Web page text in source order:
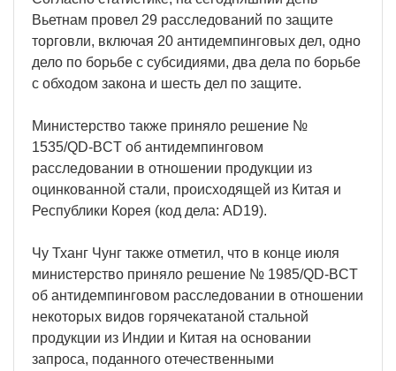
Вьетнам провел 29 расследований по защите
торговли, включая 20 антидемпинговых дел, одно
дело по борьбе с субсидиями, два дела по борьбе
с обходом закона и шесть дел по защите.
Министерство также приняло решение №
1535/QD-BCT об антидемпинговом
расследовании в отношении продукции из
оцинкованной стали, происходящей из Китая и
Республики Корея (код дела: AD19).
Чу Тханг Чунг также отметил, что в конце июля
министерство приняло решение № 1985/QD-BCT
об антидемпинговом расследовании в отношении
некоторых видов горячекатаной стальной
продукции из Индии и Китая на основании
запроса, поданного отечественными